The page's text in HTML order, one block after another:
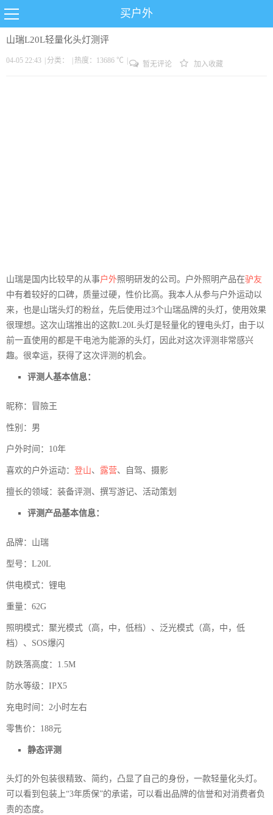
买户外
山瑞L20L轻量化头灯测评
04-05 22:43 分类： 热度：13686 ℃ 暂无评论 加入收藏
山瑞是国内比较早的从事户外照明研发的公司。户外照明产品在驴友
中有着较好的口碑，质量过硬，性价比高。我本人从参与户外运动以
来，也是山瑞头灯的粉丝，先后使用过3个山瑞品牌的头灯，使用效果
很理想。这次山瑞推出的这款L20L头灯是轻量化的锂电头灯，由于以
前一直使用的都是干电池为能源的头灯，因此对这次评测非常感兴
趣。很幸运，获得了这次评测的机会。
评测人基本信息：
昵称：冒險王
性别：男
户外时间：10年
喜欢的户外运动： 登山、 露营、自驾、摄影
擅长的领域：装备评测、撰写游记、活动策划
评测产品基本信息：
品牌：山瑞
型号：L20L
供电模式：锂电
重量：62G
照明模式：聚光模式（高，中，低档）、泛光模式（高，中，低
档）、SOS爆闪
防跌落高度：1.5M
防水等级：IPX5
充电时间：2小时左右
零售价：188元
静态评测
头灯的外包装很精致、简约，凸显了自己的身份，一款轻量化头灯。
可以看到包装上“3年质保”的承诺，可以看出品牌的信誉和对消费者负
责的态度。